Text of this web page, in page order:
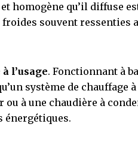
et homogène qu’il diffuse
souvent ressenties
l’usage. Fonctionnant à
système de chauffage
ou à une chaudière à
énergétiques.